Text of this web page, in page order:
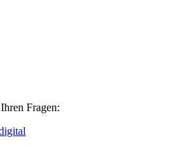
Fragen: